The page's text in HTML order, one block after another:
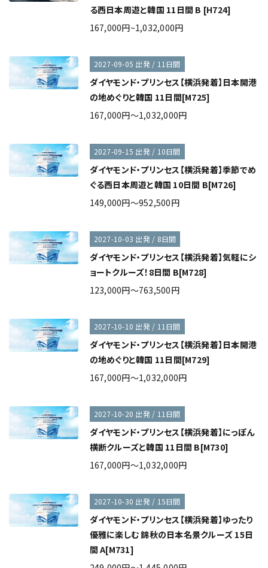
る西日本周遊と韓国 11日間 B [H724]
167,000円~1,032,000円
2027-09-05 出発 / 11日間
ダイヤモンド・プリンセス【横浜発着】日本開港
の地めぐりと韓国 11日間[M725]
167,000円～1,032,000円
2027-09-15 出発 / 10日間
ダイヤモンド・プリンセス【横浜発着】季節でめ
ぐる西日本周遊と韓国 10日間 B[M726]
149,000円～952,500円
2027-10-03 出発 / 8日間
ダイヤモンド・プリンセス【横浜発着】気軽にシ
ョートクルーズ！8日間 B[M728]
123,000円～763,500円
2027-10-10 出発 / 11日間
ダイヤモンド・プリンセス【横浜発着】日本開港
の地めぐりと韓国 11日間[M729]
167,000円～1,032,000円
2027-10-20 出発 / 11日間
ダイヤモンド・プリンセス【横浜発着】にっぽん
横断クルーズと韓国 11日間 B[M730]
167,000円～1,032,000円
2027-10-30 出発 / 15日間
ダイヤモンド・プリンセス【横浜発着】ゆったり
優雅に楽しむ 錦秋の日本名景クルーズ 15日
間 A[M731]